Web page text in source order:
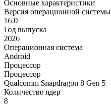
Основные характеристики
Версия операционной системы
16.0
Год выпуска
2026
Операционная система
Android
Процессор
Процессор
Qualcomm Snapdragon 8 Gen 5
Количество ядер
8